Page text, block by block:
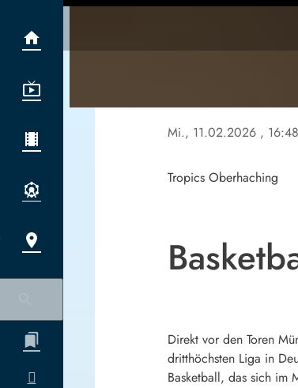
Mi., 11.02.2026 ,
Tropics Oberhaching
Direkt vor den Toren
dritthöchsten Liga in
Basketball, das sich im